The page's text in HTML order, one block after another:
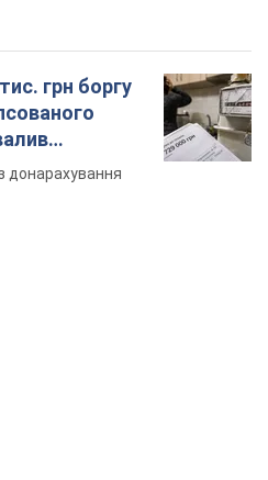
грн боргу
донарахування